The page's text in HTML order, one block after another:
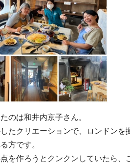
のは和井内京子さん。
たクリエーションで、ロンドン
方です。
点を作ろうとクンクンしていたら